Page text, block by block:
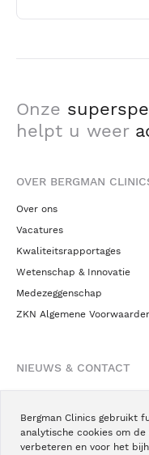
Bergman Clinics gebruikt
analytische cookies om
verbeteren en voor het
Onze
helpt u weer
OVER BERGMAN
Over ons
Vacatures
Kwaliteitsrapportages
Wetenschap & Innovatie
Medezeggenschap
ZKN Algemene
NIEUWS & CONTACT
Blogs
Podcast